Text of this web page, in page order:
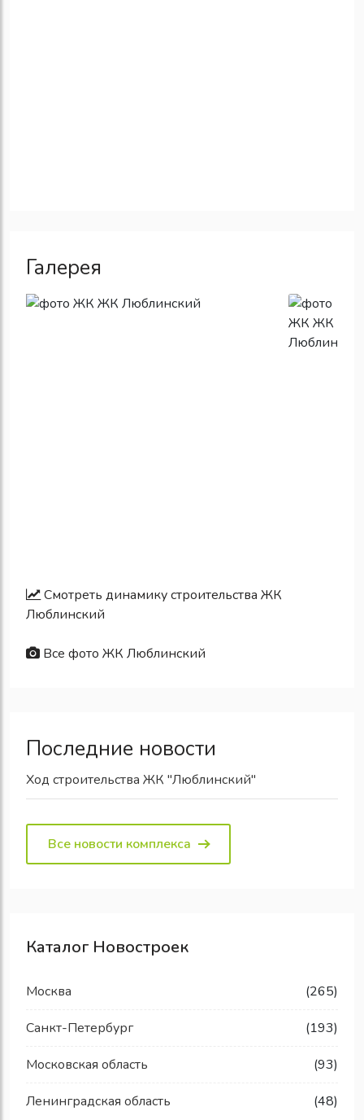
Галерея
Смотреть динамику строительства ЖК
Люблинский
Все фото ЖК Люблинский
Последние новости
Ход строительства ЖК "Люблинский"
Все новости комплекса
Каталог Новостроек
Москва (265)
Санкт-Петербург (193)
Московская область (93)
Ленинградская область (48)